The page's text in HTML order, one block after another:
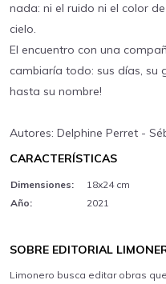
nada: ni el ruido ni el color
cielo.
El encuentro con una
cambiaría todo: sus días, su
hasta su nombre!
Autores: Delphine Perret -
CARACTERÍSTICAS
Dimensiones:
18x24 cm
Año:
2021
SOBRE EDITORIAL
Limonero busca editar obras